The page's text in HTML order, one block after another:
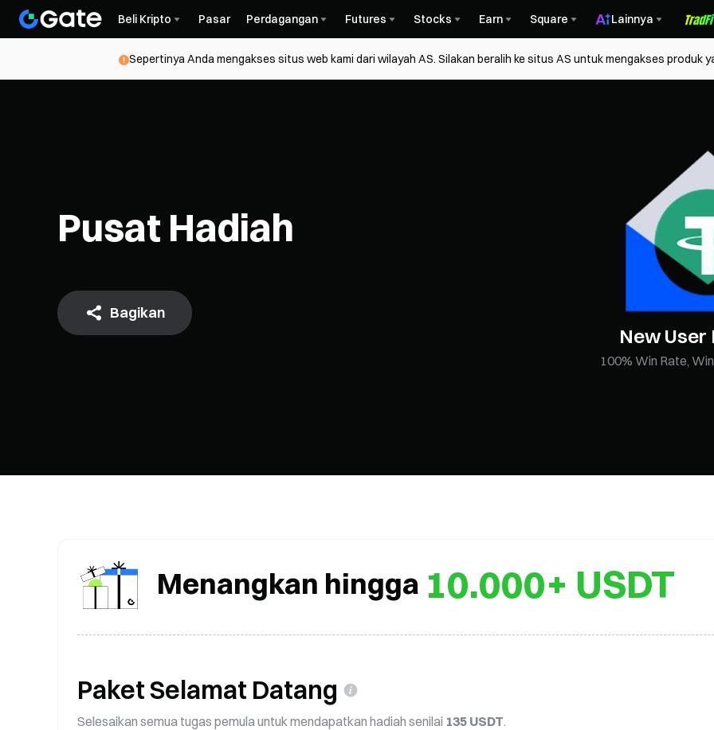
Beli Kripto Pasar Perdagangan Futures Stocks Earn Square Lainnya
Sepertinya Anda mengakses situs web kami dari wilayah AS. Silakan beralih ke situs AS untuk mengakses produk
Pusat Hadiah
Bagikan
New User
100% Win Rate,
Register to claim $10 and
Menangkan hingga 10.000+ USDT
Paket Selamat Datang
Selesaikan semua tugas pemula untuk mendapatkan hadiah senilai 135 USDT.